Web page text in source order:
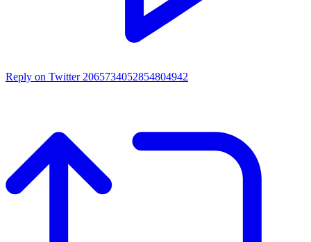
Reply on Twitter 2065734052854804942